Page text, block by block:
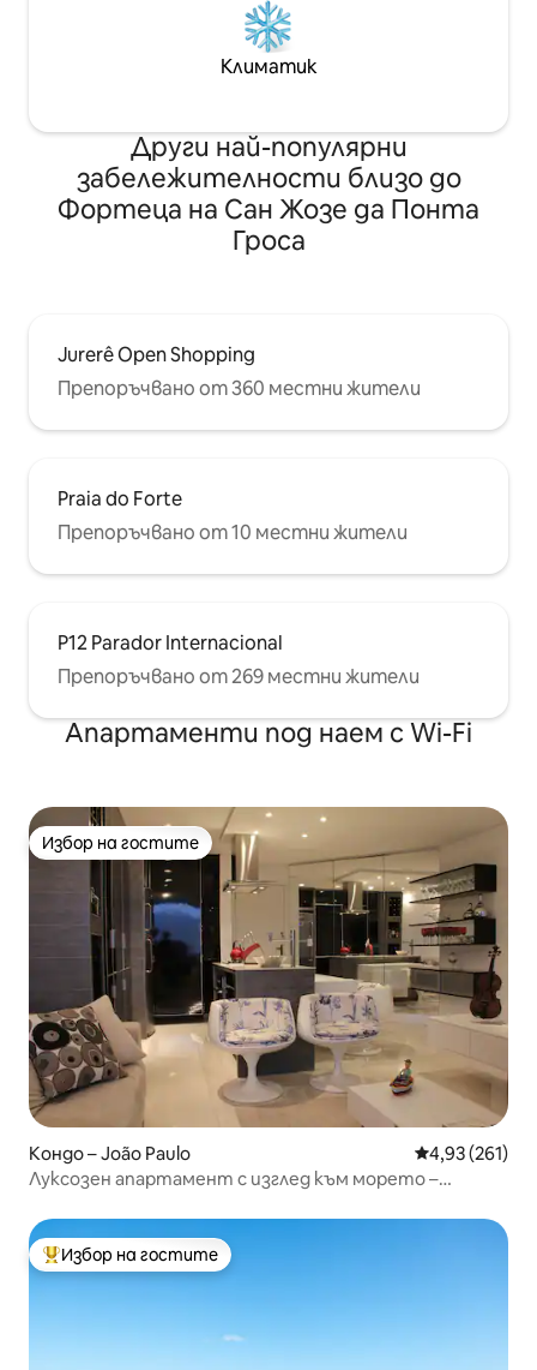
Климатик
Други най-популярни
забележителности близо до
Фортеца на Сан Жозе да Понта
Гроса
Jurerê Open Shopping
Препоръчвано от 360 местни жители
Praia do Forte
Препоръчвано от 10 местни жители
P12 Parador Internacional
Препоръчвано от 269 местни жители
Апартаменти под наем с Wi-Fi
Избор на гостите
Избор на гостите
Кондо – João Paulo Средна
4,93 (261)
Луксозен апартамент с изглед към морето –
Най-популярен избор на гостите
Избор на гостите